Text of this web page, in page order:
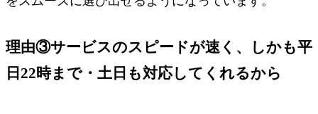
理由③サービスのスピードが速く 、しかも平
日22時まで・土日も対応してくれるから